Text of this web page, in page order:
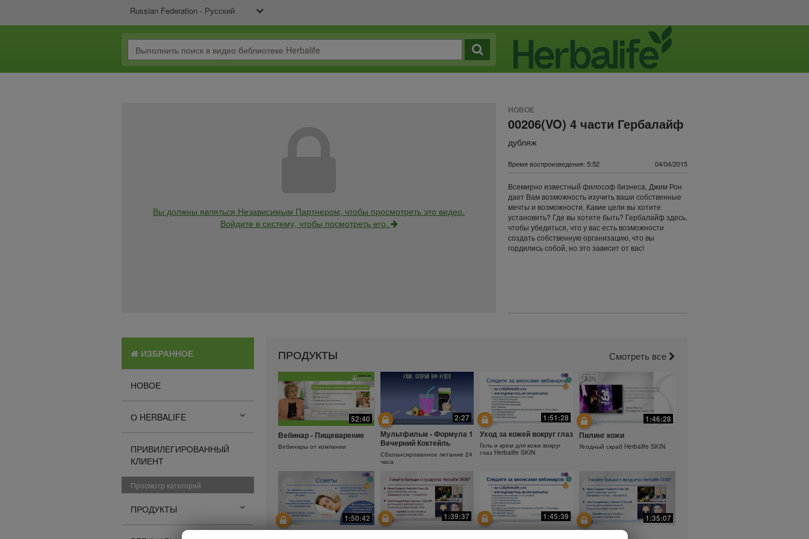
Russian Federation - Русский
Вы должны являться Независимым Партнером, чтобы просмотреть это видео.
Войдите в систему, чтобы посмотреть его.
НОВОЕ
00206(VO) 4 части Гербалайф
дубляж
Время воспроизведения: 5:52 04/04/2015
Всемирно известный философ бизнеса, Джим Рон
дает Вам возможность изучить ваши собственные
мечты и возможности. Какие цели вы хотите
установить? Где вы хотите быть? Гербалайф здесь,
чтобы убедиться, что у вас есть возможности
создать собственную организацию, что вы
гордились собой, но это зависит от вас!
ИЗБРАННОЕ
НОВОЕ
О HERBALIFE
ПРИВИЛЕГИРОВАННЫЙ
КЛИЕНТ
Просмотр категорий
ПРОДУКТЫ
ПРОДУКТЫ Смотреть все
52:40
Вебинар - Пищеварение
Вебинары от компании
2:27
Мультфильм - Формула 1
Вечерний Коктейль
Сбалансированное питание 24
часа
1:51:28
Уход за кожей вокруг глаз
Гель и крем для кожи вокруг
глаз Herbalife SKIN
1:46:28
Пилинг кожи
Ягодный скраб Herbalife SKIN
1:50:42
1:39:37
Почему необходимо
1:45:39
Защита от солнца.
1:35:07
Ежедневный